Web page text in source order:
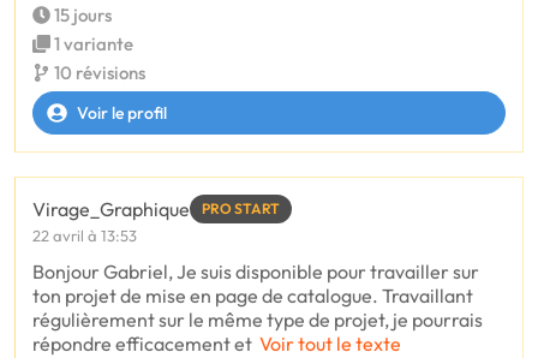
15 jours
1 variante
10 révisions
Voir le profil
Virage_Graphique PRO START
22 avril à 13:53
Bonjour Gabriel, Je suis disponible pour travailler sur
ton projet de mise en page de catalogue. Travaillant
régulièrement sur le même type de projet, je pourrais
répondre efficacement et Voir tout le texte